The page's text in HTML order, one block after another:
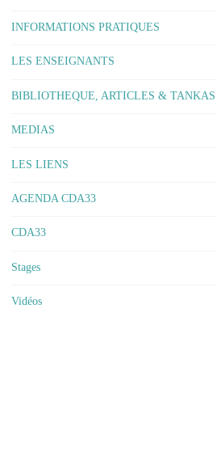
INFORMATIONS PRATIQUES
LES ENSEIGNANTS
BIBLIOTHEQUE, ARTICLES & TANKAS
MEDIAS
LES LIENS
AGENDA CDA33
CDA33
Stages
Vidéos